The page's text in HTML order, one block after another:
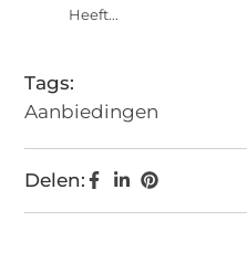
Heeft...
Tags:
Aanbiedingen
Delen: